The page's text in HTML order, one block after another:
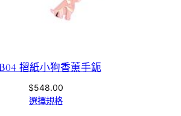
摺紙小狗香薰手鈪
$548.00
選擇規格